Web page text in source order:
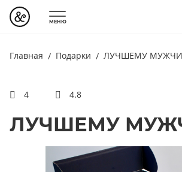
МЕНЮ
Главная Подарки ЛУЧШЕМУ
4 4.8
ЛУЧШЕМУ